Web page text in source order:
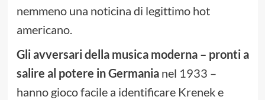
nemmeno una noticina di legittimo hot
americano.
Gli avversari della musica moderna – pronti a
salire al potere in Germanianel 1933 –
hanno gioco facile a identificare Krenek e